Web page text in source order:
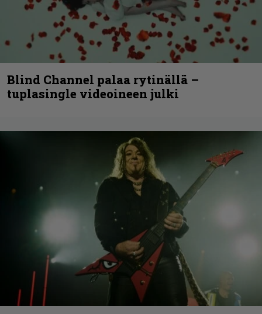
Blind Channel palaa rytinällä –
tuplasingle videoineen julki